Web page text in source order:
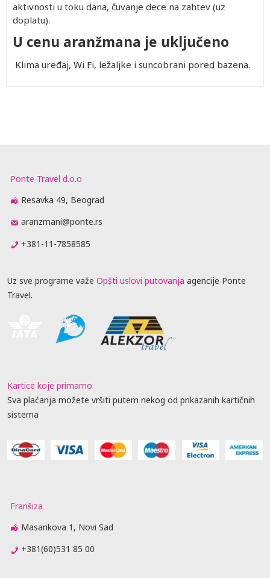
aktivnosti u toku dana, čuvanje dece na zahtev (uz
doplatu).
U cenu aranžmana je uključeno
Klima uređaj, Wi Fi, ležaljke i suncobrani pored bazena.
Ponte Travel d.o.o
Resavka 49, Beograd
aranzmani@ponte.rs
+381-11-7858585
Uz sve programe važe Opšti uslovi putovanja agencije Ponte
Travel.
Kartice koje primamo
Sva plaćanja možete vršiti putem nekog od prikazanih kartičnih
sistema
Franšiza
Masarikova 1, Novi Sad
+381(60)531 85 00